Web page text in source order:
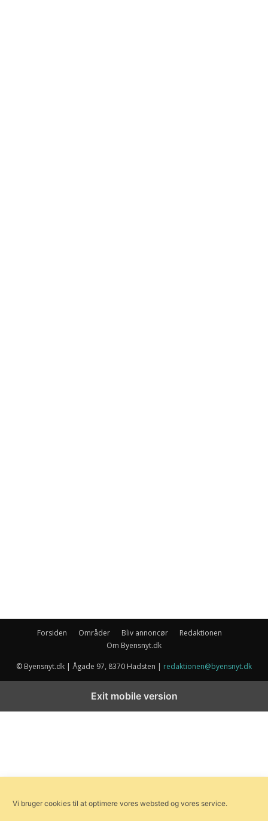
Forsiden Områder Bliv annoncør
Redaktionen
Om Byensnyt.dk
© Byensnyt.dk | Ågade 97, 8370 Hadsten | redaktionen@byensnyt.dk
Vi bruger cookies til at optimere vores websted og vores service.
Exit mobile version